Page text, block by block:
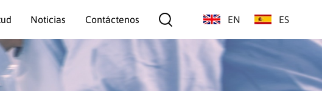
Noticias Contáctenos EN ES